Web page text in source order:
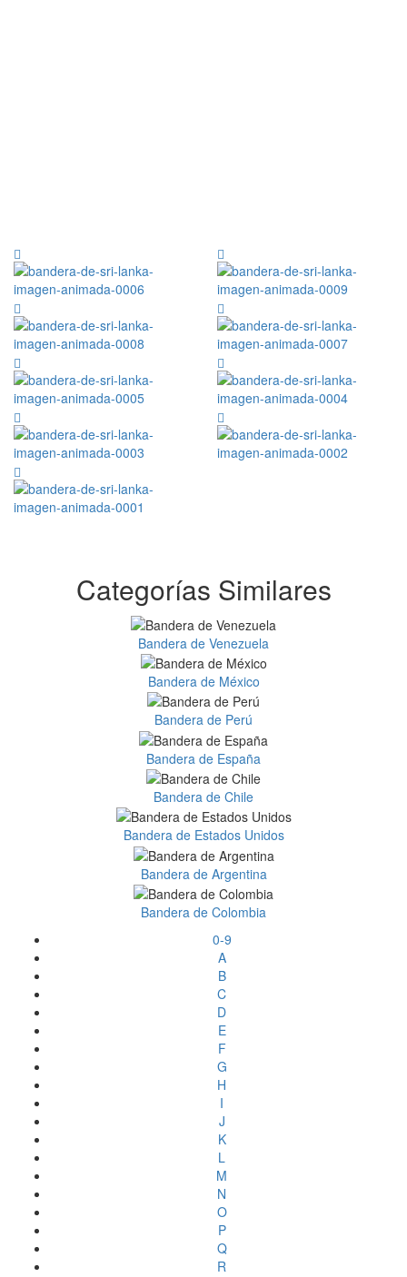
Categorías Similares
Bandera de Venezuela
Bandera de México
Bandera de Perú
Bandera de España
Bandera de Chile
Bandera de Estados Unidos
Bandera de Argentina
Bandera de Colombia
0-9
A
B
C
D
E
F
G
H
I
J
K
L
M
N
O
P
Q
R